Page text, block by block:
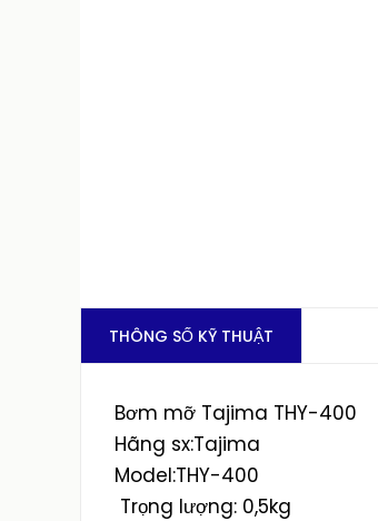
THÔNG SỐ KỸ THUẬT
Bơm mỡ Tajima THY-400
Hãng sx:Tajima
Model:THY-400
Trọng lượng: 0,5kg